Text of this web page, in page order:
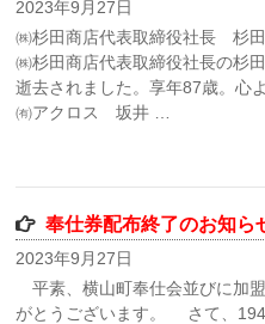
2023年9月27日
㈱杉田商店代表取締役社長
㈱杉田商店代表取締役社長の杉
逝去されました。享年87歳。心
㈲アクロス 坂井 …
奉仕券配布終了のお知ら
2023年9月27日
平素、横山町奉仕会並びに加
がとうございます。 さて、